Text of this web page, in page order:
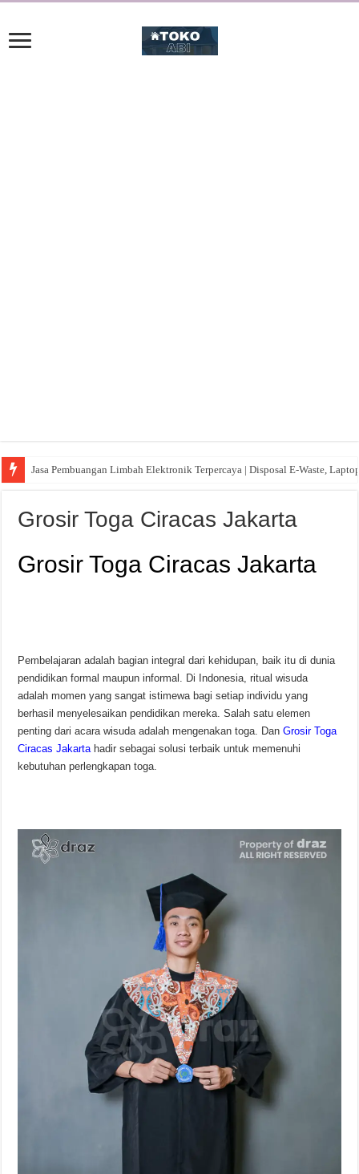
Jasa Pembuangan Limbah Elektronik Terpercaya | Disposal E-Waste,
Grosir Toga Ciracas Jakarta
Grosir Toga Ciracas Jakarta
Pembelajaran adalah bagian integral dari kehidupan, baik itu di dunia
pendidikan formal maupun informal. Di Indonesia, ritual wisuda
adalah momen yang sangat istimewa bagi setiap individu yang
berhasil menyelesaikan pendidikan mereka. Salah satu elemen
penting dari acara wisuda adalah mengenakan toga. DanGrosir Toga
Ciracas Jakartahadir sebagai solusi terbaik untuk memenuhi
kebutuhan perlengkapan toga.